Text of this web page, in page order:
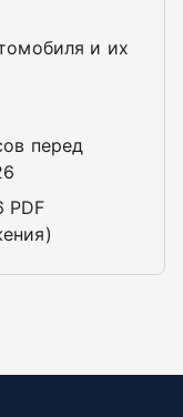
и их
перед
PDF